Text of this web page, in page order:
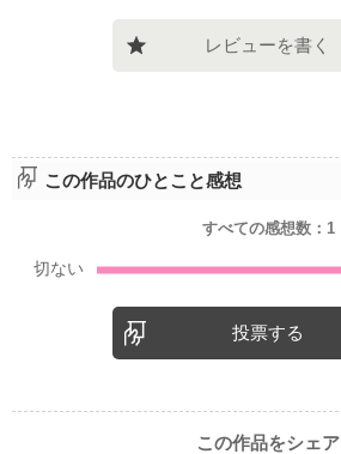
レビューを書く
この作品のひとこと感想
すべての感想数： 1
投票する
この作品をシェア